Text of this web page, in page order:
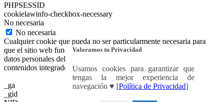
Valoramos tu Privacidad
Usamos cookies para garantizar que
tengas la mejor experiencia de
navegación ♥ [Política de Privacidad]
PHPSESSID
cookielawinfo-checkbox-necessary
No necesaria
No necesaria
Cualquier cookie que pueda no ser particularmente necesaria para
que el sitio web funcione y se utilice específicamente para recopilar
datos personales del usuario a través de análisis, anuncios y otros
contenidos integrados se denomina cookie no necesaria.
_ga
_gid